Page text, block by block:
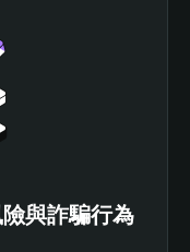
與詐騙行為